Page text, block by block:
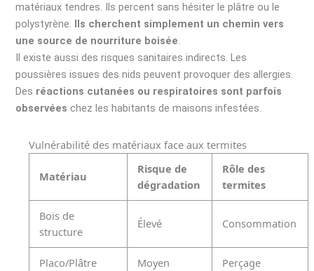
matériaux tendres. Ils percent sans hésiter le plâtre ou le
polystyrène.
Ils cherchent simplement un chemin vers
une source de nourriture boisée.
Il existe aussi des risques sanitaires indirects. Les
poussières issues des nids peuvent provoquer des allergies.
Des réactions cutanées ou respiratoires sont parfois
observées chez les habitants de maisons infestées.
Vulnérabilité des matériaux face aux termites
Matériau
Risque de
dégradation
Rôle des
termites
Bois de
structure
Élevé Consommation
Placo/Plâtre Moyen Perçage